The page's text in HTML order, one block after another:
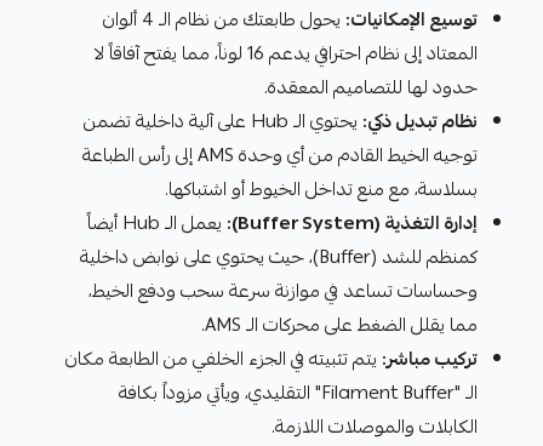
توسيع الإمكانيات:
يحول طابعتك من نظام الـ 4 ألوان
المعتاد إلى نظام احترافي يدعم 16 لوناً، مما يفتح آفاقاً لا
حدود لها للتصاميم المعقدة.
نظام تبديل ذكي:
يحتوي الـ Hub على آلية داخلية تضمن
توجيه الخيط القادم من أي وحدة AMS إلى رأس الطباعة
بسلاسة، مع منع تداخل الخيوط أو اشتباكها.
إدارة التغذية (Buffer System):
يعمل الـ Hub أيضاً
كمنظم للشد (Buffer)، حيث يحتوي على نوابض داخلية
وحساسات تساعد في موازنة سرعة سحب ودفع الخيط،
مما يقلل الضغط على محركات الـ AMS.
تركيب مباشر: يتم تثبيته في الجزء الخلفي من الطابعة مكان
الـ "Filament Buffer" التقليدي، ويأتي مزوداً بكافة
الكابلات والموصلات اللازمة.